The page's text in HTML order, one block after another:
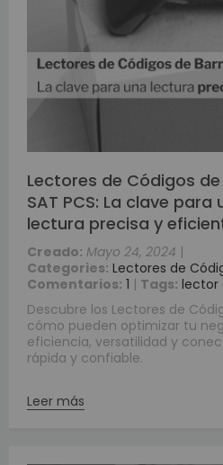
Lectores de Códigos
SAT PCS: La clave para
lectura precisa y
Creado: Mayo 24, 2024 |
Categories: Lectores de
Comentarios: 1 | Tags: lector
Descubre los Lectores de
cómo pueden optimizar tu
eficiencia, versatilidad y
rápida y confiable.
Leer más